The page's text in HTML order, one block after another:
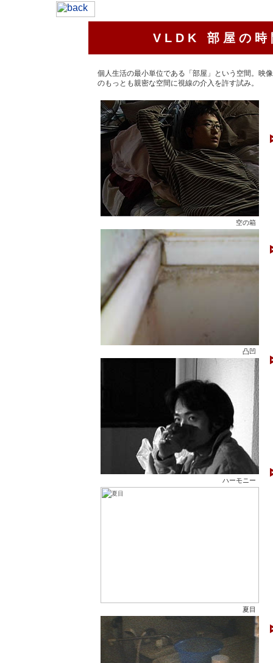
VLDK 部屋の
個人生活の最小単位である「部屋」という空間。映
のもっとも親密な空間に視線の介入を許す試み。
空の箱
凸凹
ハーモニー
夏目